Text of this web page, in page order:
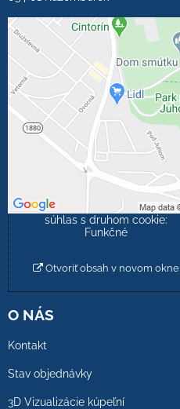
Externý obsah je
blokovaný Voľbami
súkromia
Prajete si načítať externý
obsah?
Povoliť tentokrát
Povoliť a zapamätať -
súhlas s druhom cookie:
Funkčné
Otvoriť obsah v novom okne
O NÁS
Kontakt
Stav objednávky
3D Vizualizácie kúpeľní